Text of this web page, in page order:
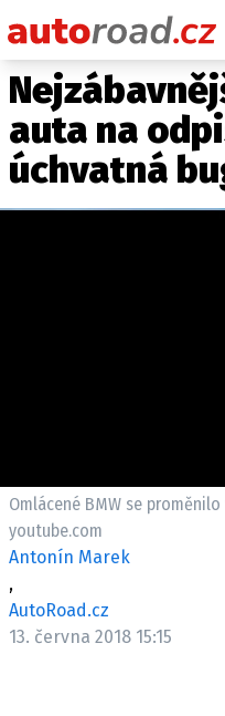
TRH S
auta na
úchvatná
Omlácené BMW se
youtube.com
Antonín Marek
,
AutoRoad.cz
13. června 2018 15:15